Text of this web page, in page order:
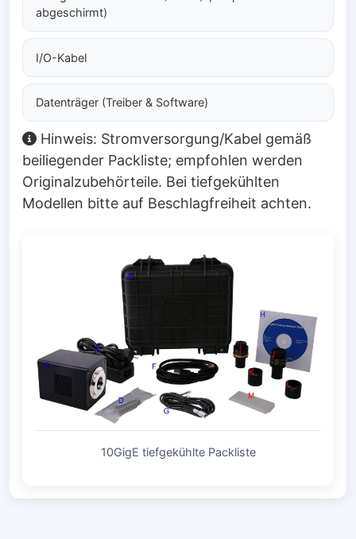
abgeschirmt)
I/O-Kabel
Datenträger (Treiber & Software)
Hinweis: Stromversorgung/Kabel gemäß
beiliegender Packliste; empfohlen werden
Originalzubehörteile. Bei tiefgekühlten
Modellen bitte auf Beschlagfreiheit achten.
10GigE tiefgekühlte Packliste